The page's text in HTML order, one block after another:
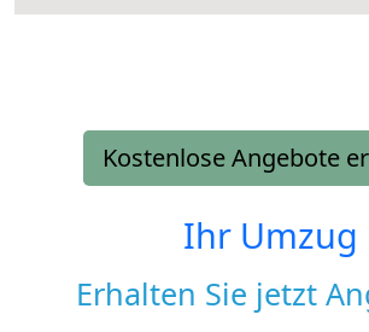
Kostenlose Angebote
Ihr Umzug
Erhalten Sie jetzt